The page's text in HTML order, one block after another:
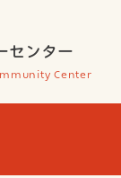
センター
Center